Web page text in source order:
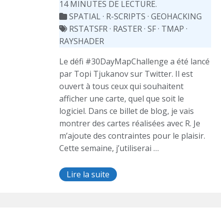
14 MINUTES DE LECTURE.
SPATIAL· R-SCRIPTS · GEOHACKING
RSTATSFR· RASTER· SF· TMAP ·
RAYSHADER
Le défi #30DayMapChallenge a été lancé
par Topi Tjukanov sur Twitter. Il est
ouvert à tous ceux qui souhaitent
afficher une carte, quel que soit le
logiciel. Dans ce billet de blog, je vais
montrer des cartes réalisées avec R. Je
m’ajoute des contraintes pour le plaisir.
Cette semaine, j’utiliserai …
Lire la suite